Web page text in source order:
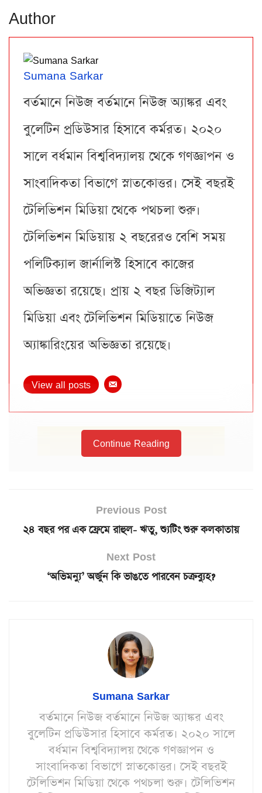
Author
Sumana Sarkar
বর্তমানে নিউজ বর্তমানে নিউজ অ্যাঙ্কর এবং
বুলেটিন প্রডিউসার হিসাবে কর্মরত। ২০২০
সালে বর্ধমান বিশ্ববিদ্যালয় থেকে গণজ্ঞাপন ও
সাংবাদিকতা বিভাগে স্নাতকোত্তর। সেই বছরই
টেলিভিশন মিডিয়া থেকে পথচলা শুরু।
টেলিভিশন মিডিয়ায় ২ বছরেরও বেশি সময়
পলিটিক্যাল জার্নালিস্ট হিসাবে কাজের
অভিজ্ঞতা রয়েছে। প্রায় ২ বছর ডিজিট্যাল
মিডিয়া এবং টেলিভিশন মিডিয়াতে নিউজ
অ্যাঙ্কারিংয়ের অভিজ্ঞতা রয়েছে।
View all posts
Continue Reading
Previous Post
২৪ বছর পর এক ফ্রেমে রাহুল- ঋতু, শ্যুটিং শুরু কলকাতায়
Next Post
‘অভিমন্যু’ অর্জুন কি ভাঙতে পারবেন চক্রব্যুহ?
Sumana Sarkar
বর্তমানে নিউজ বর্তমানে নিউজ অ্যাঙ্কর এবং
বুলেটিন প্রডিউসার হিসাবে কর্মরত। ২০২০ সালে
বর্ধমান বিশ্ববিদ্যালয় থেকে গণজ্ঞাপন ও
সাংবাদিকতা বিভাগে স্নাতকোত্তর। সেই বছরই
টেলিভিশন মিডিয়া থেকে পথচলা শুরু। টেলিভিশন